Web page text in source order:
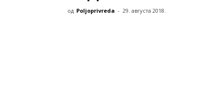
од Poljoprivreda - 29. августа 2018.